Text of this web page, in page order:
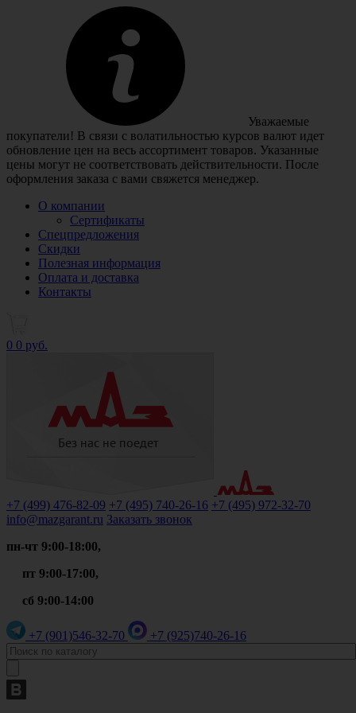
Уважаемые
покупатели! В связи с волатильностью курсов валют идет
обновление цен на весь ассортимент товаров. Указанные
цены могут не соответствовать действительности. После
оформления заказа с вами свяжется менеджер.
О компании
Сертификаты
Спецпредложения
Скидки
Полезная информация
Оплата и доставка
Контакты
0 0 руб.
+7 (499) 476-82-09 +7 (495) 740-26-16 +7 (495) 972-32-70
info@mazgarant.ru Заказать звонок
пн-чт 9:00-18:00,
пт 9:00-17:00,
сб 9:00-14:00
+7 (901)546-32-70 +7 (925)740-26-16